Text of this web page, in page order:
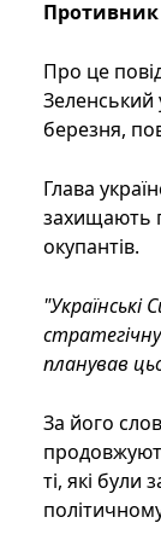
Противник
Про це
Зеленський
березня,
Глава
захищають
окупантів.
"Українські
планував
За його
ті, які були